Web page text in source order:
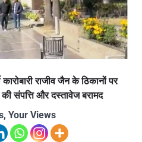
राजीव जैन के ठिकानों पर
संपत्ति और दस्तावेज बरामद
Your Views